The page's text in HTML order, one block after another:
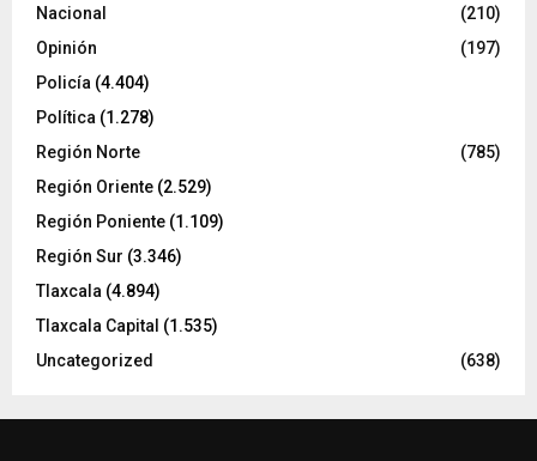
Nacional
(210)
Opinión
(197)
Policía (4.404)
Política (1.278)
Región Norte
(785)
Región Oriente (2.529)
Región Poniente (1.109)
Región Sur (3.346)
Tlaxcala (4.894)
Tlaxcala Capital (1.535)
Uncategorized
(638)